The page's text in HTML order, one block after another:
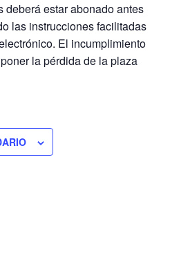
deberá estar abonado antes
las instrucciones facilitadas
El incumplimiento
la pérdida de la plaza